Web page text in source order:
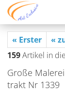
« Erster «
159Artikel in
Große
trakt Nr 1339